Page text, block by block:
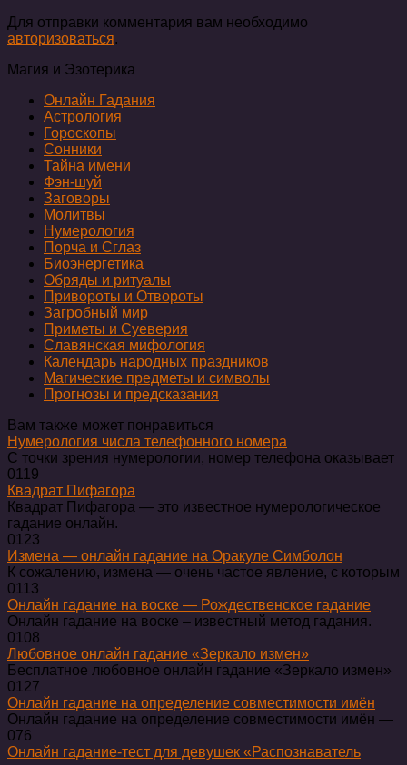
Для отправки комментария вам необходимо
авторизоваться.
Магия и Эзотерика
Онлайн Гадания
Астрология
Гороскопы
Сонники
Тайна имени
Фэн-шуй
Заговоры
Молитвы
Нумерология
Порча и Сглаз
Биоэнергетика
Обряды и ритуалы
Привороты и Отвороты
Загробный мир
Приметы и Суеверия
Славянская мифология
Календарь народных праздников
Магические предметы и символы
Прогнозы и предсказания
Вам также может понравиться
Нумерология числа телефонного номера
С точки зрения нумерологии, номер телефона оказывает
0119
Квадрат Пифагора
Квадрат Пифагора — это известное нумерологическое
гадание онлайн.
0123
Измена — онлайн гадание на Оракуле Симболон
К сожалению, измена — очень частое явление, с которым
0113
Онлайн гадание на воске — Рождественское гадание
Онлайн гадание на воске – известный метод гадания.
0108
Любовное онлайн гадание «Зеркало измен»
Бесплатное любовное онлайн гадание «Зеркало измен»
0127
Онлайн гадание на определение совместимости имён
Онлайн гадание на определение совместимости имён —
076
Онлайн гадание-тест для девушек «Распознаватель